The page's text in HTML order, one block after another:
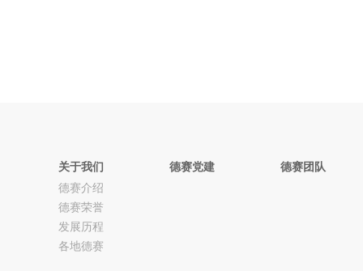
关于我们
德赛介绍
德赛荣誉
发展历程
各地德赛
德赛党建 德赛团队